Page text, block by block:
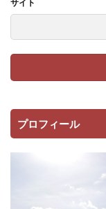
サイト
プロフィール